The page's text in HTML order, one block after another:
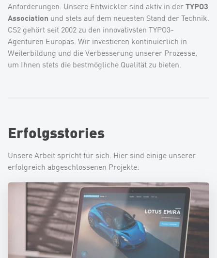
Anforderungen. Unsere Entwickler sind aktiv in der TYPO3
Association und stets auf dem neuesten Stand der Technik.
CS2 gehört seit 2002 zu den innovativsten TYPO3-
Agenturen Europas. Wir investieren kontinuierlich in
Weiterbildung und die Verbesserung unserer Prozesse,
um Ihnen stets die bestmögliche Qualität zu bieten.
Erfolgsstories
Unsere Arbeit spricht für sich. Hier sind einige unserer
erfolgreich abgeschlossenen Projekte: